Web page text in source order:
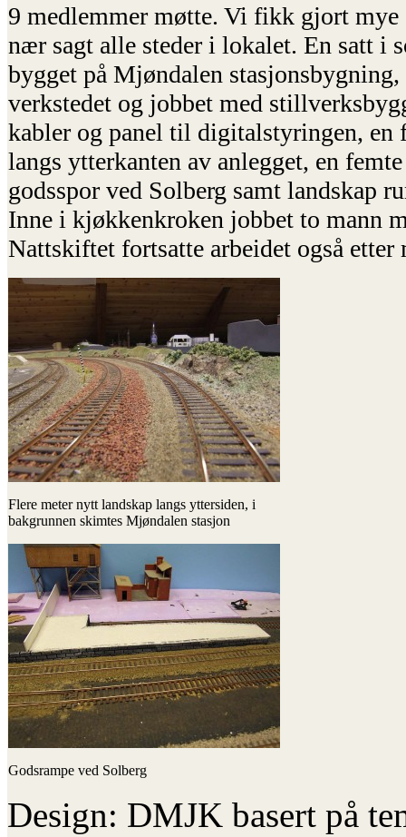
9 medlemmer møtte. Vi fikk gjort mye
nær sagt alle steder i lokalet. En satt i
bygget på Mjøndalen stasjonsbygning,
verkstedet og jobbet med
kabler og panel til digitalstyringen, en
langs ytterkanten av anlegget, en
godsspor ved Solberg samt landskap
Inne i kjøkkenkroken jobbet to mann
Nattskiftet fortsatte arbeidet også etter
Flere meter nytt landskap langs yttersiden, i
bakgrunnen skimtes Mjøndalen stasjon
Godsrampe ved Solberg
Design: DMJK basert på